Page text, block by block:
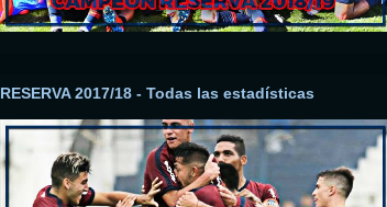
RESERVA 2017/18 - Todas las estadísticas